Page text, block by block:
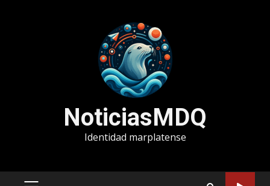
NoticiasMDQ
Identidad marplatense